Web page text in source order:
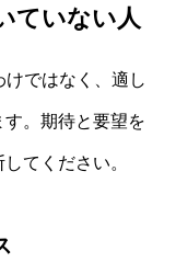
ていない人
ではなく、適し
。期待と要望を
てください。